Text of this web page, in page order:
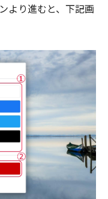
より進むと、下記画